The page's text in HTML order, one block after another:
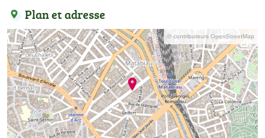
Plan et adresse
© contributeurs OpenStreetMap